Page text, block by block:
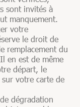
sont invités à
manquement.
votre
le droit de
remplacement du
en est de même
départ, le
votre carte de
dégradation